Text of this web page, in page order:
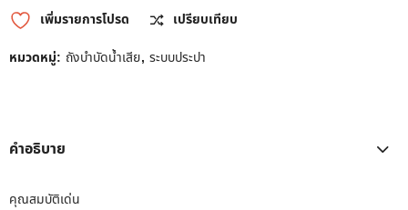
เพิ่มรายการโปรด
เปรียบเทียบ
หมวดหมู่: ถังบำบัดน้ำเสีย, ระบบประปา
คำอธิบาย
คุณสมบัติเด่น